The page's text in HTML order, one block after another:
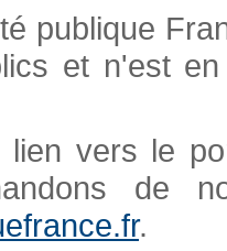
publique
et n'est
vers le
de
.